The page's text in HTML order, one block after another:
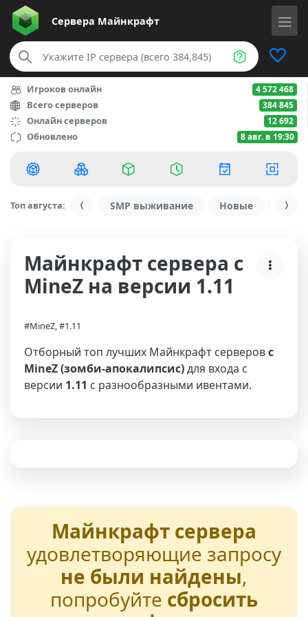
Сервера Майнкрафт
Игроков онлайн 4 572 468
Всего серверов 384 845
Онлайн серверов 12 692
Обновлено 8 авг. в 19:30
Топ августа: SMP выживание Новые С
Майнкрафт сервера с
MineZ на версии 1.11
#MineZ, #1.11
Отборный топ лучших Майнкрафт серверовс
MineZ (зомби-апокалипсис)для входа с
версии 1.11 с разнообразными ивентами.
Майнкрафт сервера
удовлетворяющие запросу
не были найдены,
попробуйте сбросить